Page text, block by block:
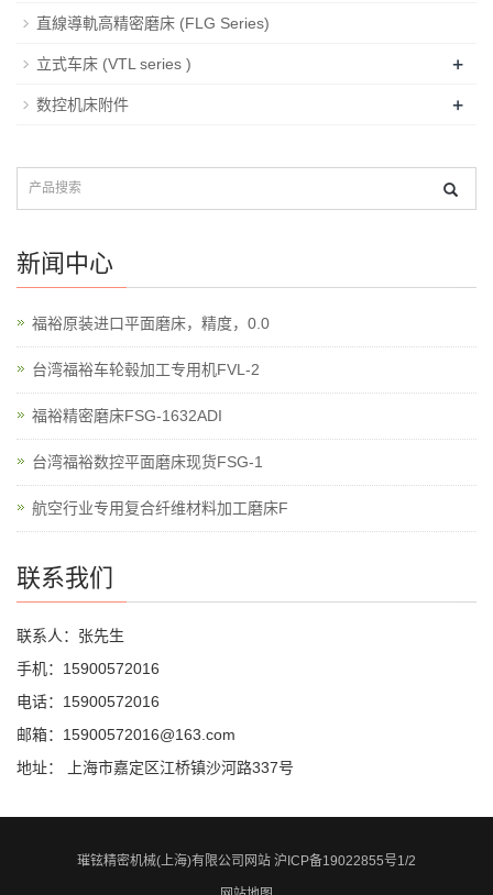
直線導軌高精密磨床 (FLG Series)
立式车床 (VTL series ) +
数控机床附件 +
新闻中心
福裕原装进口平面磨床，精度，0.0
台湾福裕车轮毂加工专用机FVL-2
福裕精密磨床FSG-1632ADI
台湾福裕数控平面磨床现货FSG-1
航空行业专用复合纤维材料加工磨床F
联系我们
联系人：张先生
手机：15900572016
电话：15900572016
邮箱：15900572016@163.com
地址： 上海市嘉定区江桥镇沙河路337号
璀铉精密机械(上海)有限公司网站 沪ICP备19022855号1/2